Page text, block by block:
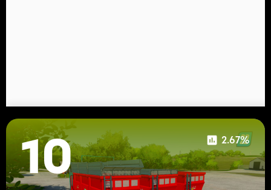
10 2.67%